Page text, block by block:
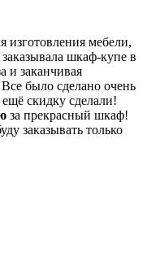
мебели,
шкаф-купе в
и заканчивая
было сделано очень
скидку сделали!
за прекрасный шкаф!
заказывать только